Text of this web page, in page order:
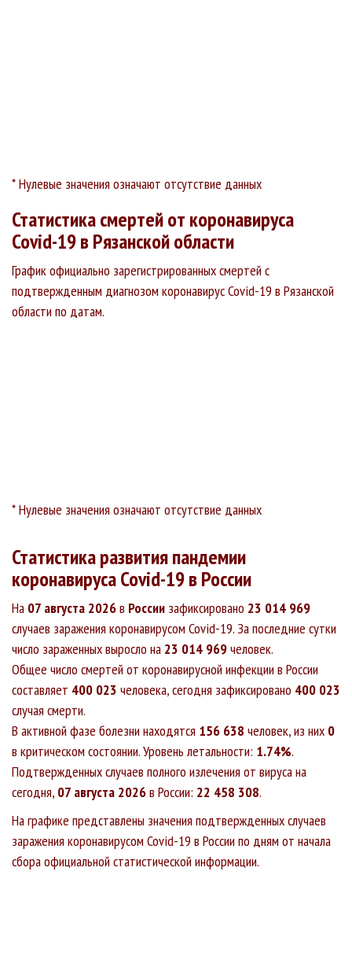
* Нулевые значения означают отсутствие данных
Статистика смертей от коронавируса
Covid-19 в Рязанской области
График официально зарегистрированных смертей с
подтвержденным диагнозом коронавирус Covid-19 в Рязанской
области по датам.
* Нулевые значения означают отсутствие данных
Статистика развития пандемии
коронавируса Covid-19 в России
На 07 августа 2026в России зафиксировано 23 014 969
случаев заражения коронавирусом Covid-19. За последние сутки
число зараженных выросло на 23 014 969человек.
Общее число смертей от коронавирусной инфекции в России
составляет 400 023 человека, сегодня зафиксировано 400 023
случая смерти.
В активной фазе болезни находятся 156 638 человек, из них 0
в критическом состоянии. Уровень летальности: 1.74%.
Подтвержденных случаев полного излечения от вируса на
сегодня, 07 августа 2026в России: 22 458 308.
На графике представлены значения подтвержденных случаев
заражения коронавирусом Covid-19 в России по дням от начала
сбора официальной статистической информации.